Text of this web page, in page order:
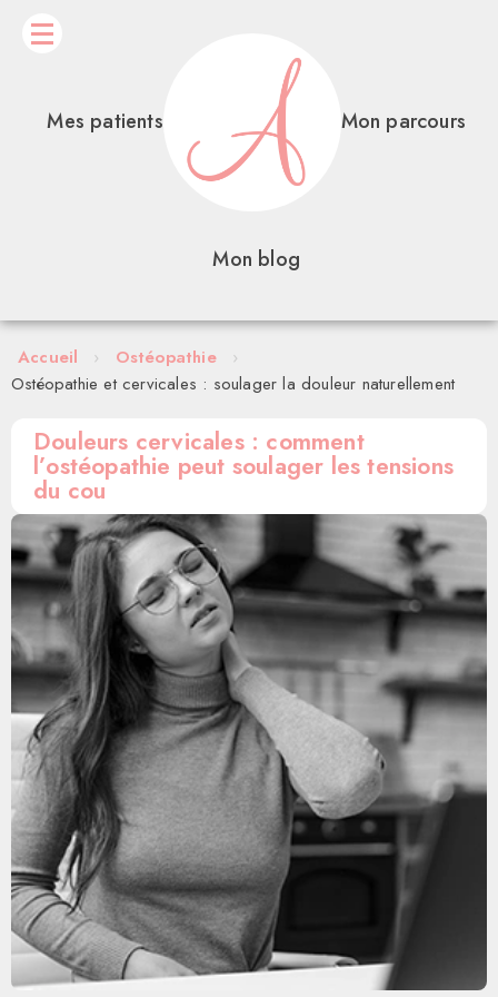
Mes patients Mon parcours
Mon blog
Accueil › Ostéopathie
›
Ostéopathie et cervicales : soulager la douleur naturellement
Douleurs cervicales : comment
l’ostéopathie peut soulager les tensions
du cou